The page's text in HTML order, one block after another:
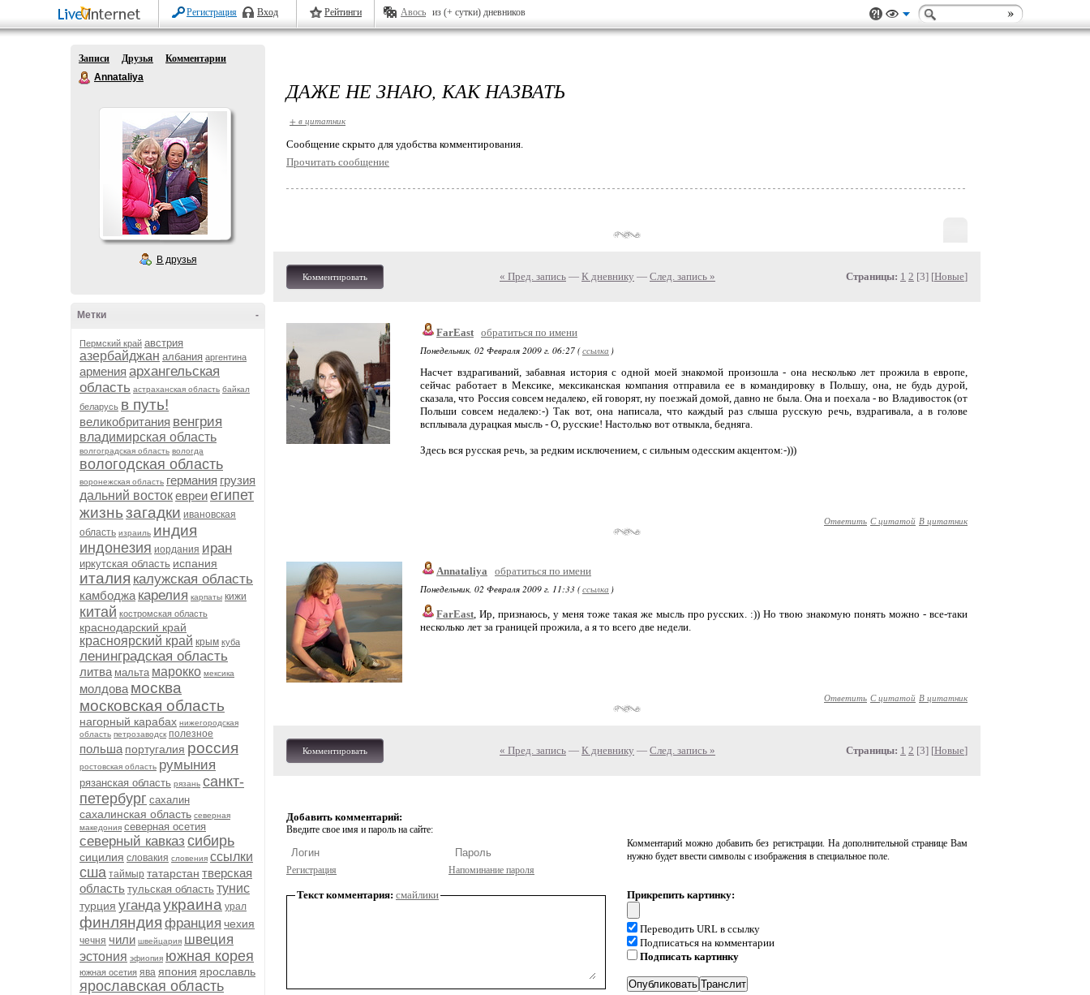
Регистрация Вход Рейтинги Авось из (+ сутки) дневников
Записи Друзья
Комментарии
Annataliya
В друзья
-
Метки
Пермский край австрия
азербайджан албания аргентина
армения архангельская
область астраханская область байкал
беларусь в путь!
великобритания венгрия
владимирская область
волгоградская область вологда
вологодская область
воронежская область германия грузия
дальний востокевреиегипет
жизньзагадки ивановская
область израиль индия
индонезия иордания иран
иркутская область испания
италия калужская область
камбоджа карелия карпаты кижи
китай костромская область
краснодарский край
красноярский край крым куба
ленинградская область
литва мальта марокко мексика
молдова москва
московская область
нагорный карабах нижегородская
область петрозаводск полезное
польша португалия россия
ростовская область румыния
рязанская область рязань санкт-
петербург сахалин
сахалинская область северная
македония северная осетия
северный кавказ сибирь
сицилия словакия словения ссылки
сша таймыр татарстан тверская
область тульская область тунис
турция угандаукраина урал
финляндия франция чехия
чечня чили швейцария швеция
эстония эфиопия южная корея
южная осетия ява япония ярославль
ярославская область
ДАЖЕ НЕ ЗНАЮ, КАК НАЗВАТЬ
+ в цитатник
Cообщение скрыто для удобства комментирования.
Прочитать сообщение
Комментировать « Пред. запись — К дневнику — След. запись » Страницы: 1 2 [3] [Новые]
FarEast обратиться по имени
Понедельник, 02 Февраля 2009 г. 06:27 (ссылка )
Насчет вздрагиваний, забавная история с одной моей знакомой произошла - она несколько лет прожила в европе,
сейчас работает в Мексике, мексиканская компания отправила ее в командировку в Польшу, она, не будь дурой,
сказала, что Россия совсем недалеко, ей говорят, ну поезжай домой, давно не была. Она и поехала - во Владивосток (от
Польши совсем недалеко:-) Так вот, она написала, что каждый раз слыша русскую речь, вздрагивала, а в голове
всплывала дурацкая мысль - О, русские! Настолько вот отвыкла, бедняга.
Здесь вся русская речь, за редким исключением, с сильным одесским акцентом:-)))
Ответить С цитатой В цитатник
Annataliya
обратиться по имени
Понедельник, 02 Февраля 2009 г. 11:33 (ссылка )
FarEast, Ир, признаюсь, у меня тоже такая же мысль про русских. :)) Но твою знакомую понять можно - все-таки
несколько лет за границей прожила, а я то всего две недели.
Ответить С цитатой В цитатник
Комментировать « Пред. запись — К дневнику — След. запись » Страницы: 1 2 [3] [Новые]
Добавить комментарий:
Введите свое имя и пароль на сайте:
Регистрация Напоминание пароля
Комментарий можно добавить без регистрации. На дополнительной странице Вам
нужно будет ввести символы с изображения в специальное поле.
Текст комментария: смайлики Прикрепить картинку:
Переводить URL в ссылку
Подписаться на комментарии
Подписать картинку